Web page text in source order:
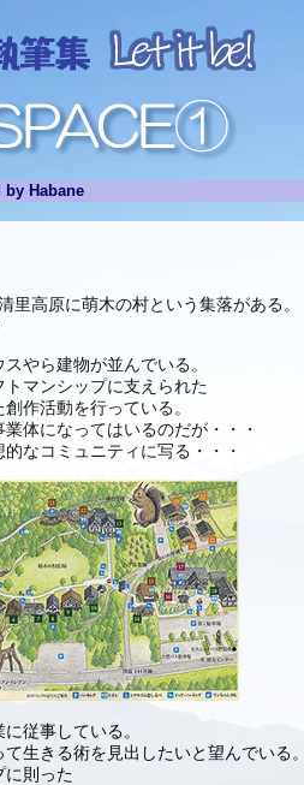
by Habane
里高原に萌木の村という集落がある。
やら建物が並んでいる。
マンシップに支えられた
作活動を行っている。
体になってはいるのだが・・・
なコミュニティに写る・・・
従事している。
生きる術を見出したいと望んでいる
則った